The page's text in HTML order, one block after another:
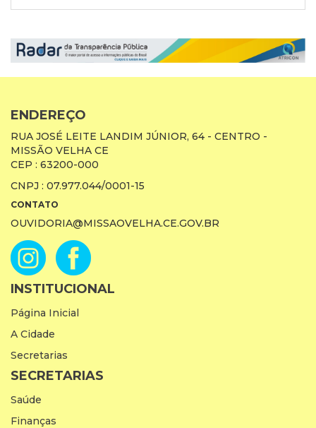
ENDEREÇO
RUA JOSÉ LEITE LANDIM JÚNIOR, 64 - CENTRO -
MISSÃO VELHA CE
CEP : 63200-000
CNPJ : 07.977.044/0001-15
CONTATO
OUVIDORIA@MISSAOVELHA.CE.GOV.BR
INSTITUCIONAL
Página Inicial
A Cidade
Secretarias
SECRETARIAS
Saúde
Finanças